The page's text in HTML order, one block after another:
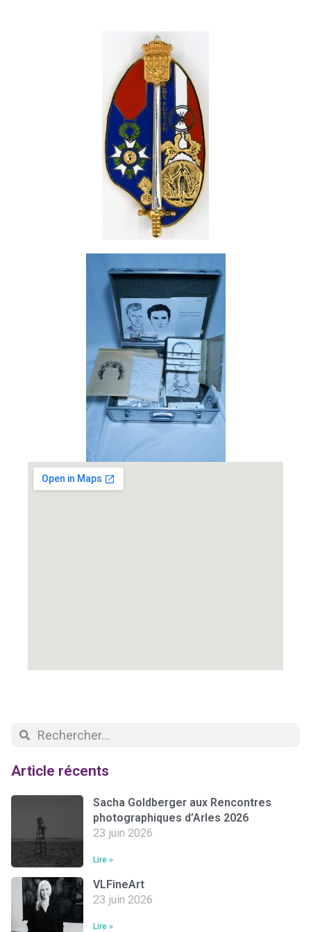
Article récents
Sacha Goldberger aux Rencontres
photographiques d’Arles 2026
23 juin 2026
Lire »
VLFineArt
23 juin 2026
Lire »